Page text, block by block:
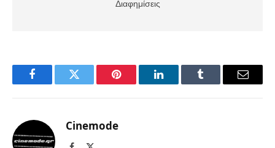
Διαφημίσεις
FacebookTwitter Pinterest LinkedInTumblr Email
Cinemode